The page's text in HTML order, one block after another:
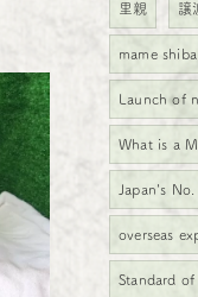
里親 譲
mame shiba
Launch of
What is a
Japan's
overseas
Standard